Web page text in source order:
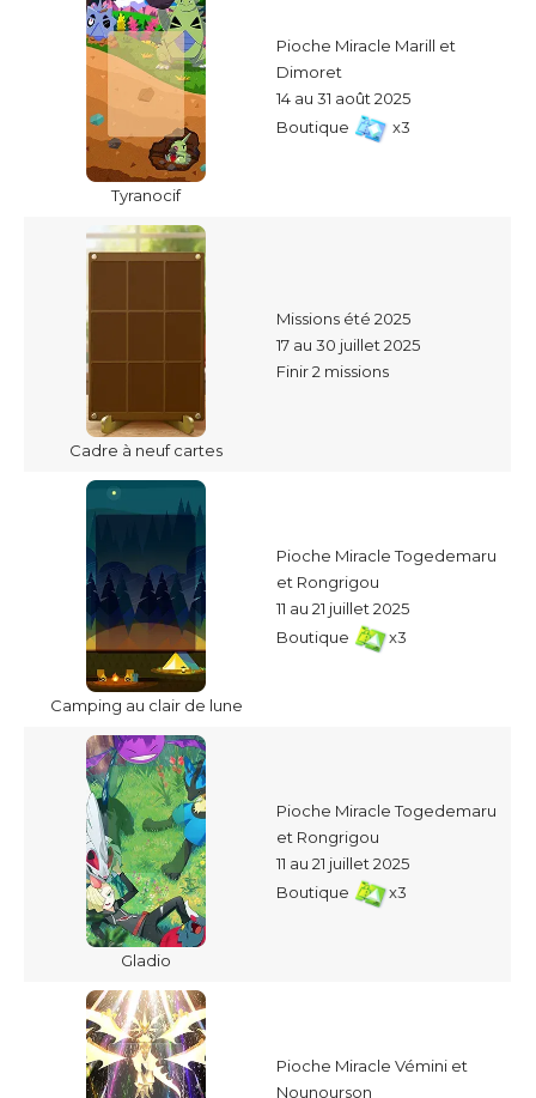
Tyranocif
Pioche Miracle Marill et
Dimoret
14 au 31 août 2025
Boutique
x3
Cadre à neuf cartes
Missions été 2025
17 au 30 juillet 2025
Finir 2 missions
Camping au clair de lune
Pioche Miracle Togedemaru
et Rongrigou
11 au 21 juillet 2025
Boutique
x3
Gladio
Pioche Miracle Togedemaru
et Rongrigou
11 au 21 juillet 2025
Boutique
x3
Pioche Miracle Vémini et
Nounourson